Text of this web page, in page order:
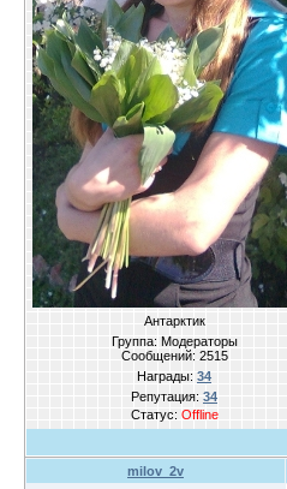
Антарктик
Группа: Модераторы
Сообщений: 2515
Награды: 34
Репутация: 34
Статус: Offline
milov_2v